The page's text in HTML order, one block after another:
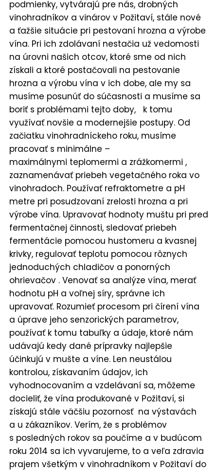
podmienky, vytvárajú pre nás, drobných
vinohradníkov a vinárov v Požitaví, stále nové
a ťažšie situácie pri pestovaní hrozna a výrobe
vína. Pri ich zdolávaní nestačia už vedomosti
na úrovni našich otcov, ktoré sme od nich
získali a ktoré postačovali na pestovanie
hrozna a výrobu vína v ich dobe, ale my sa
musíme posunúť do súčasnosti a musíme sa
boriť s problémami tejto doby, k tomu
využívať novšie a modernejšie postupy. Od
začiatku vinohradníckeho roku, musíme
pracovať s minimálne –
maximálnymi teplomermi a zrážkomermi ,
zaznamenávať priebeh vegetačného roka vo
vinohradoch. Používať refraktometre a pH
metre pri posudzovaní zrelosti hrozna a pri
výrobe vína. Upravovať hodnoty muštu pri pred
fermentačnej činnosti, sledovať priebeh
fermentácie pomocou hustomeru a kvasnej
krivky, regulovať teplotu pomocou rôznych
jednoduchých chladičov a ponorných
ohrievačov . Venovať sa analýze vína, merať
hodnotu pH a voľnej síry, správne ich
upravovať. Rozumieť procesom pri čírení vína
a úprave jeho senzorických parametrov,
používať k tomu tabuľky a údaje, ktoré nám
udávajú kedy dané prípravky najlepšie
účinkujú v mušte a víne. Len neustálou
kontrolou, získavaním údajov, ich
vyhodnocovaním a vzdelávaní sa, môžeme
docieliť, že vína produkované v Požitaví, si
získajú stále väčšiu pozornosť na výstavách
a u zákazníkov. Verím, že s problémov
s posledných rokov sa poučíme a v budúcom
roku 2014 sa ich vyvarujeme, to a veľa zdravia
prajem všetkým v vinohradníkom v Požitaví do